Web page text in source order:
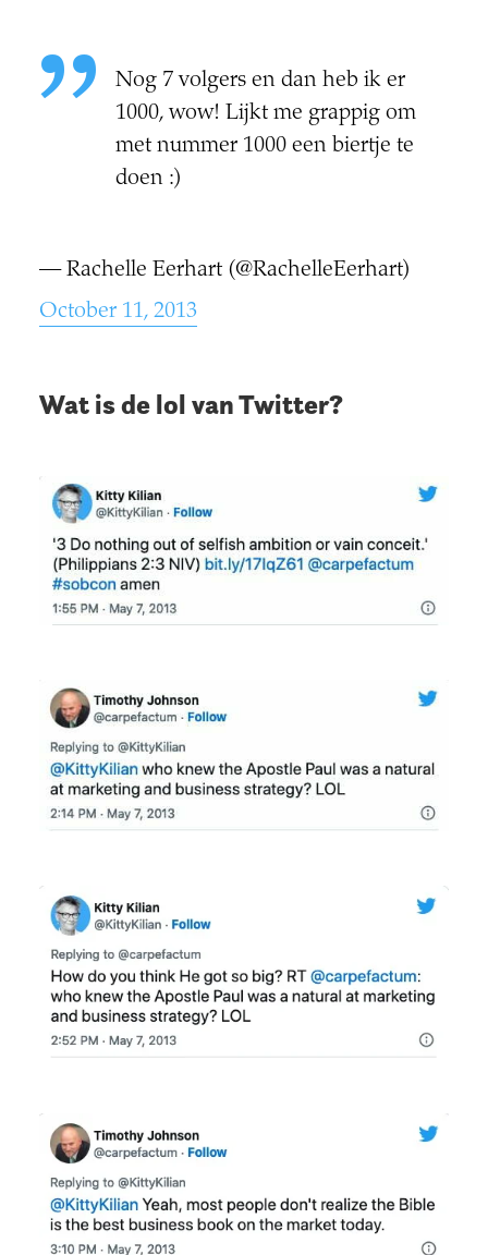
Nog 7 volgers en dan heb ik er
1000, wow! Lijkt me grappig om
met nummer 1000 een biertje te
doen :)
— Rachelle Eerhart (@RachelleEerhart)
October 11, 2013
Wat is de lol van Twitter?